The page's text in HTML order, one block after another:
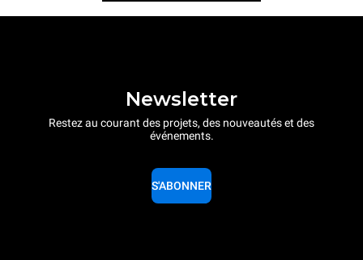
Newsletter
Restez au courant des projets, des nouveautés et des
événements.
S'ABONNER